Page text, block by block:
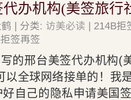
办机构(美签旅行
| 分类: 访美必读 | 214B
签再签
的邢台美签代办机构(
以全球网络接单的！我
自己的隐私申请美国